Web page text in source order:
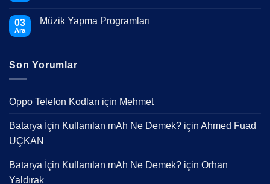
Yılı
Hangileri?
03
Ara
Müzik Yapma Programları
Programları
Son Yorumlar
Oppo Telefon Kodları için Mehmet
Batarya İçin Kullanılan mAh Ne Demek? için Ahmed Fuad
UÇKAN
Batarya İçin Kullanılan mAh Ne Demek? için Orhan
Yaldırak